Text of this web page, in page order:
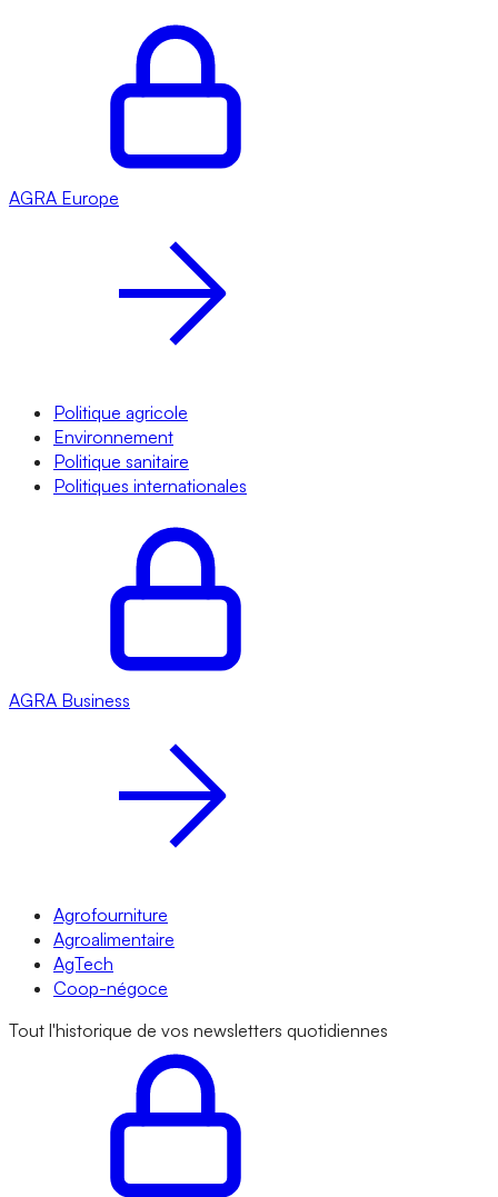
AGRA Europe
Politique agricole
Environnement
Politique sanitaire
Politiques internationales
AGRA Business
Agrofourniture
Agroalimentaire
AgTech
Coop-négoce
Tout l'historique de vos newsletters quotidiennes